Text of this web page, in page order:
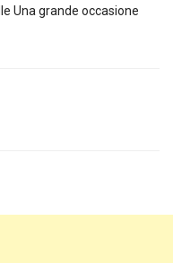
Una grande occasione